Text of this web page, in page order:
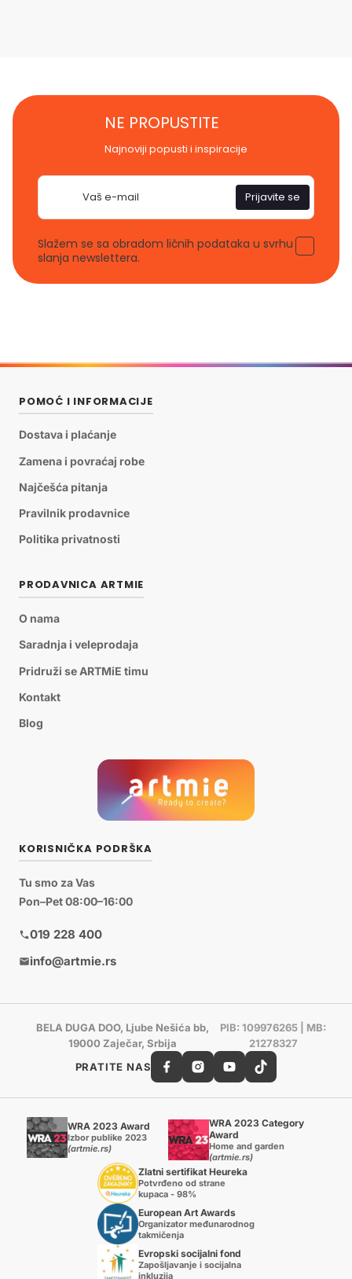
NE PROPUSTITE
Najnoviji popusti i inspiracije
Prijavite se
Slažem se sa obradom ličnih podataka u svrhu
slanja newslettera.
POMOĆ I INFORMACIJE
Dostava i plaćanje
Zamena i povraćaj robe
Najčešća pitanja
Pravilnik prodavnice
Politika privatnosti
PRODAVNICA ARTMIE
O nama
Saradnja i veleprodaja
Pridruži se ARTMiE timu
Kontakt
Blog
KORISNIČKA PODRŠKA
Tu smo za Vas
Pon–Pet 08:00–16:00
019 228 400
info@artmie.rs
BELA DUGA DOO, Ljube Nešića bb,
19000 Zaječar, Srbija
PIB: 109976265 | MB:
21278327
PRATITE NAS
WRA 2023 Award
Izbor publike 2023
(artmie.rs)
WRA 2023 Category
Award
Home and garden
(artmie.rs)
Zlatni sertifikat Heureka
Potvrđeno od strane
kupaca - 98%
European Art Awards
Organizator međunarodnog
takmičenja
Evropski socijalni fond
Zapošljavanje i socijalna
inkluzija